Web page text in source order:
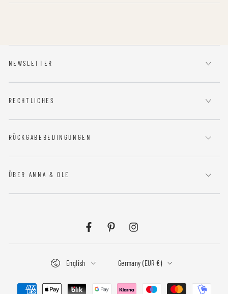
NEWSLETTER
RECHTLICHES
RÜCKGABEBEDINGUNGEN
ÜBER ANNA & OLE
FacebookPinterestInstagram
English Germany (EUR €)
Payment